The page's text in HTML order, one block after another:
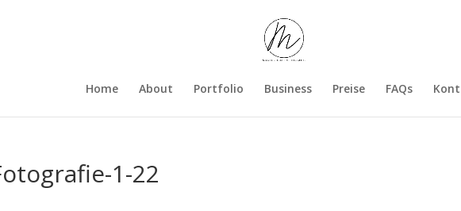
Home About Portfolio Business Preise FAQs
1-22